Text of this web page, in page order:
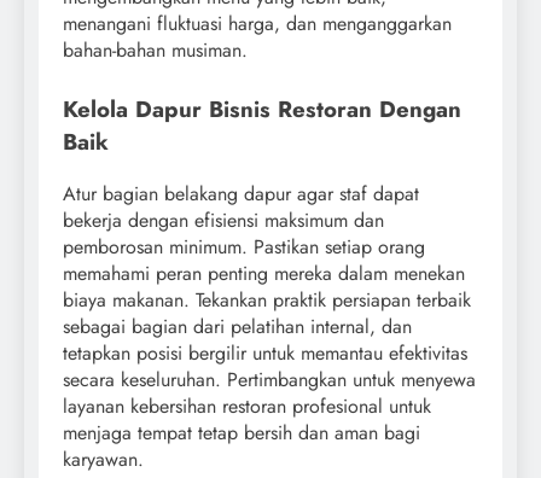
menangani fluktuasi harga, dan menganggarkan
bahan-bahan musiman.
Kelola Dapur Bisnis Restoran Dengan
Baik
Atur bagian belakang dapur agar staf dapat
bekerja dengan efisiensi maksimum dan
pemborosan minimum. Pastikan setiap orang
memahami peran penting mereka dalam menekan
biaya makanan. Tekankan praktik persiapan terbaik
sebagai bagian dari pelatihan internal, dan
tetapkan posisi bergilir untuk memantau efektivitas
secara keseluruhan. Pertimbangkan untuk menyewa
layanan kebersihan restoran profesional untuk
menjaga tempat tetap bersih dan aman bagi
karyawan.